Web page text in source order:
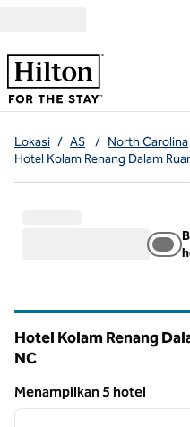
Lokasi / AS / North Carolina
Hotel Kolam Renang Dalam
Hotel Kolam Renang
NC
Menampilkan 5 hotel
Menampilkan 5 hotel
1 dari 12